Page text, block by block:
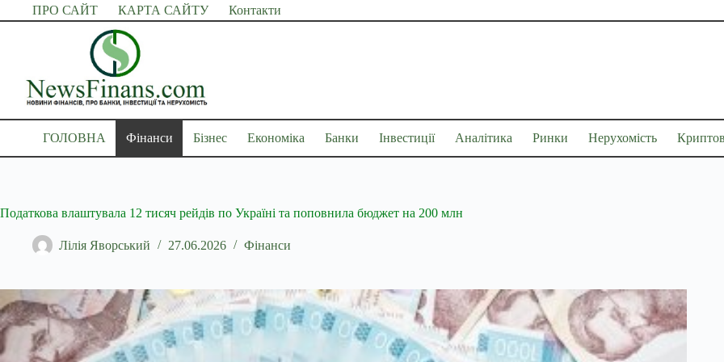
Перейти
до
ПРО САЙТ КАРТА САЙТУ Контакти
ГОЛОВНА Фінанси Бізнес Економіка Банки Інвестиції Аналітика Ринки Нерухомість
Податкова влаштувала 12 тисяч рейдів по Україні та поповнила бюджет на 200 млн
Лілія Яворський 27.06.2026 Фінанси